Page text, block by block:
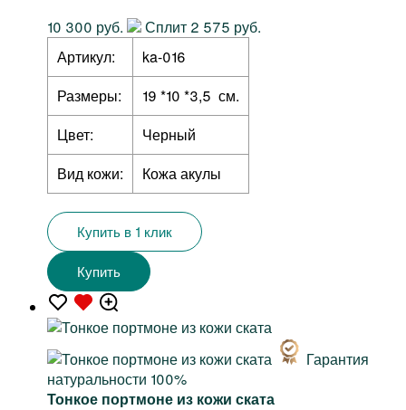
10 300 руб.
Сплит 2 575 руб.
Артикул:
ka-016
Размеры:
19 *10 *3,5 см.
Цвет:
Черный
Вид кожи:
Кожа акулы
Купить в 1 клик
Купить
Гарантия
натуральности 100%
Тонкое портмоне из кожи ската